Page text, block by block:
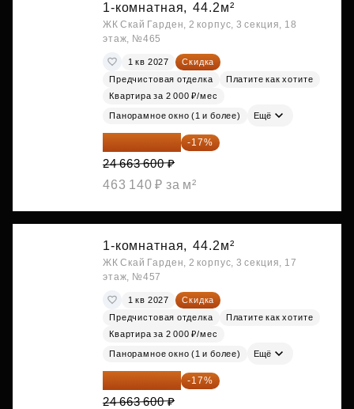
1-комнатная, 44.2м²
ЖК Скай Гарден, 2 корпус, 3 секция, 18
этаж, №465
1 кв 2027
Скидка
Предчистовая отделка
Платите как хотите
Квартира за 2 000 ₽/мес
Панорамное окно (1 и более) Ещё
20 470 788 ₽ -17%
24 663 600 ₽
463 140 ₽ за м²
1-комнатная, 44.2м²
ЖК Скай Гарден, 2 корпус, 3 секция, 17
этаж, №457
1 кв 2027
Скидка
Предчистовая отделка
Платите как хотите
Квартира за 2 000 ₽/мес
Панорамное окно (1 и более) Ещё
20 470 788 ₽ -17%
24 663 600 ₽